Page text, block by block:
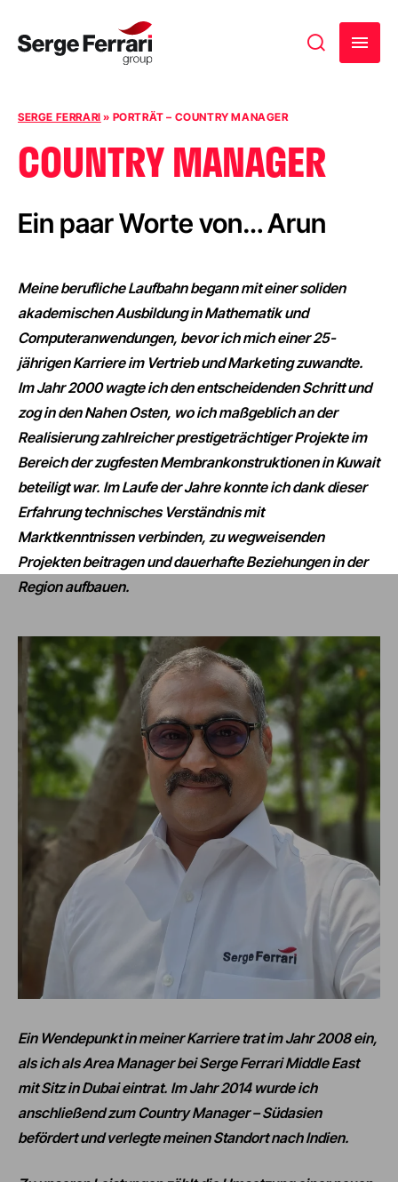
SERGE FERRARI » PORTRÄT – COUNTRY MANAGER
COUNTRY MANAGER
Ein paar Worte von… Arun
Meine berufliche Laufbahn begann mit einer soliden
akademischen Ausbildung in Mathematik und
Computeranwendungen, bevor ich mich einer 25-
jährigen Karriere im Vertrieb und Marketing zuwandte.
Im Jahr 2000 wagte ich den entscheidenden Schritt und
zog in den Nahen Osten, wo ich maßgeblich an der
Realisierung zahlreicher prestigeträchtiger Projekte im
Bereich der zugfesten Membrankonstruktionen in Kuwait
beteiligt war. Im Laufe der Jahre konnte ich dank dieser
Erfahrung technisches Verständnis mit
Marktkenntnissen verbinden, zu wegweisenden
Projekten beitragen und dauerhafte Beziehungen in der
Region aufbauen.
Ein Wendepunkt in meiner Karriere trat im Jahr 2008 ein,
als ich als Area Manager bei Serge Ferrari Middle East
mit Sitz in Dubai eintrat. Im Jahr 2014 wurde ich
anschließend zum Country Manager– Südasien
befördert und verlegte meinen Standort nach Indien.